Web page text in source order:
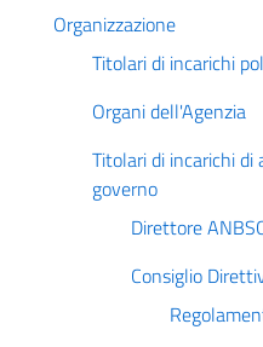
Organizzazione
Titolari di incarichi
Organi dell'Agenzia
Titolari di incarichi di
governo
Direttore
Consiglio